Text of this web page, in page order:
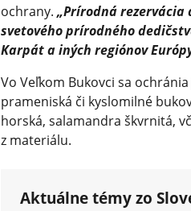
ochrany.„Prírodná
svetového prírodného
Karpát a iných regiónov
Vo Veľkom Bukovci sa
prameniská či kyslomilné
horská, salamandra škvrnitá,
z materiálu.
Aktuálne témy zo